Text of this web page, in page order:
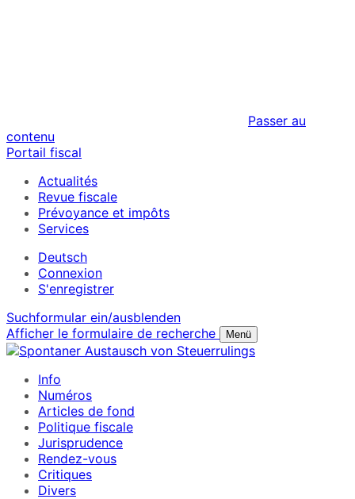
Passer au
contenu
Portail fiscal
Actualités
Revue fiscale
Prévoyance et impôts
Services
Deutsch
Connexion
S'enregistrer
Suchformular ein/ausblenden
Afficher le formulaire de recherche
Menü
Info
Numéros
Articles de fond
Politique fiscale
Jurisprudence
Rendez-vous
Critiques
Divers